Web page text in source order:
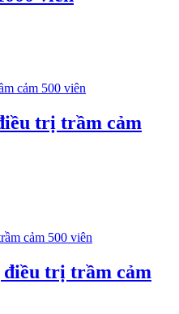
trị trầm cảm
điều trị trầm cảm